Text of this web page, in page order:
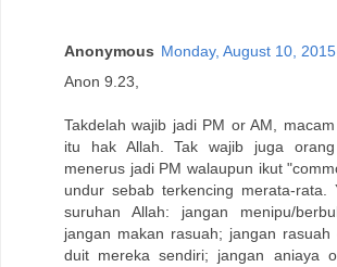
Anonymous Monday, August 10,
Anon 9.23,
Takdelah wajib jadi PM or AM,
itu hak Allah. Tak wajib juga
menerus jadi PM walaupun ikut
undur sebab terkencing merata-rata.
suruhan Allah: jangan menipu/
jangan makan rasuah; jangan rasuah
duit mereka sendiri; jangan aniaya